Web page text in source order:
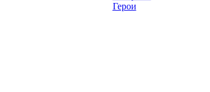
Герои